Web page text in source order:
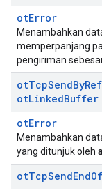
otError
Menambahkan
memperpanjang
pengiriman
otTcpSendBy
otLinkedBuffer
otError
Menambahkan
yang ditunjuk oleh
otTcpSendEndOf